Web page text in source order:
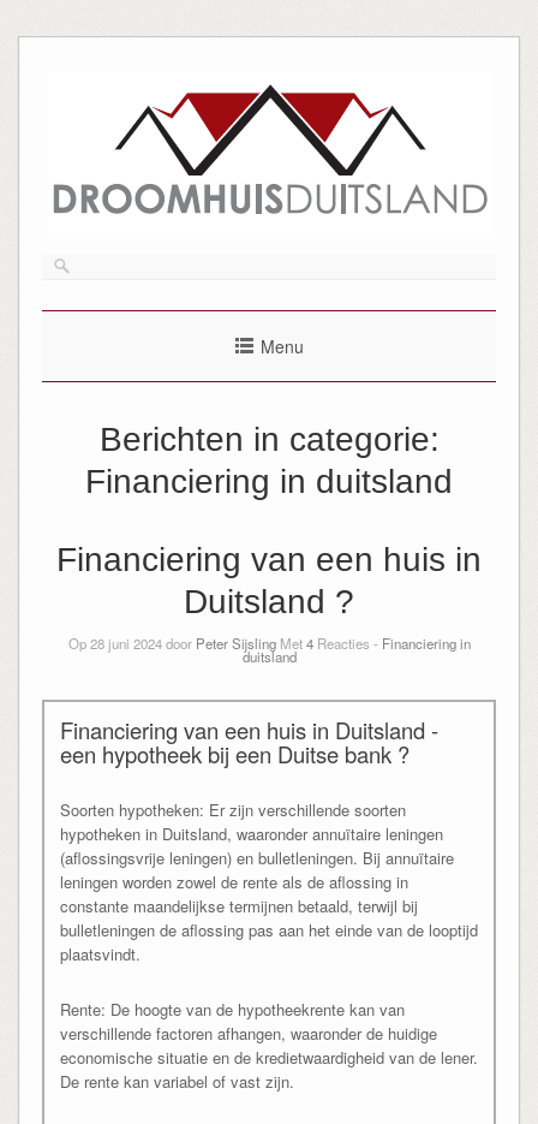
Menu
Berichten in categorie:
Financiering in duitsland
Financiering van een huis in
Duitsland ?
Op 28 juni 2024 door Peter SijslingMet4Reacties - Financiering in
duitsland
Financiering van een huis in Duitsland -
een hypotheek bij een Duitse bank ?
Soorten hypotheken: Er zijn verschillende soorten
hypotheken in Duitsland, waaronder annuïtaire leningen
(aflossingsvrije leningen) en bulletleningen. Bij annuïtaire
leningen worden zowel de rente als de aflossing in
constante maandelijkse termijnen betaald, terwijl bij
bulletleningen de aflossing pas aan het einde van de looptijd
plaatsvindt.
Rente: De hoogte van de hypotheekrente kan van
verschillende factoren afhangen, waaronder de huidige
economische situatie en de kredietwaardigheid van de lener.
De rente kan variabel of vast zijn.